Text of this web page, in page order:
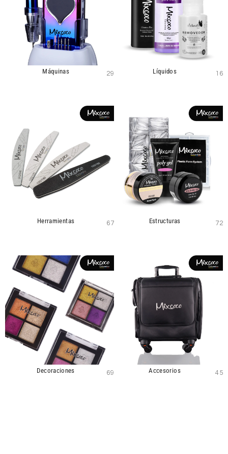
Máquinas 29 Líquidos 16
Herramientas 67 Estructuras 72
Decoraciones 69 Accesorios 45